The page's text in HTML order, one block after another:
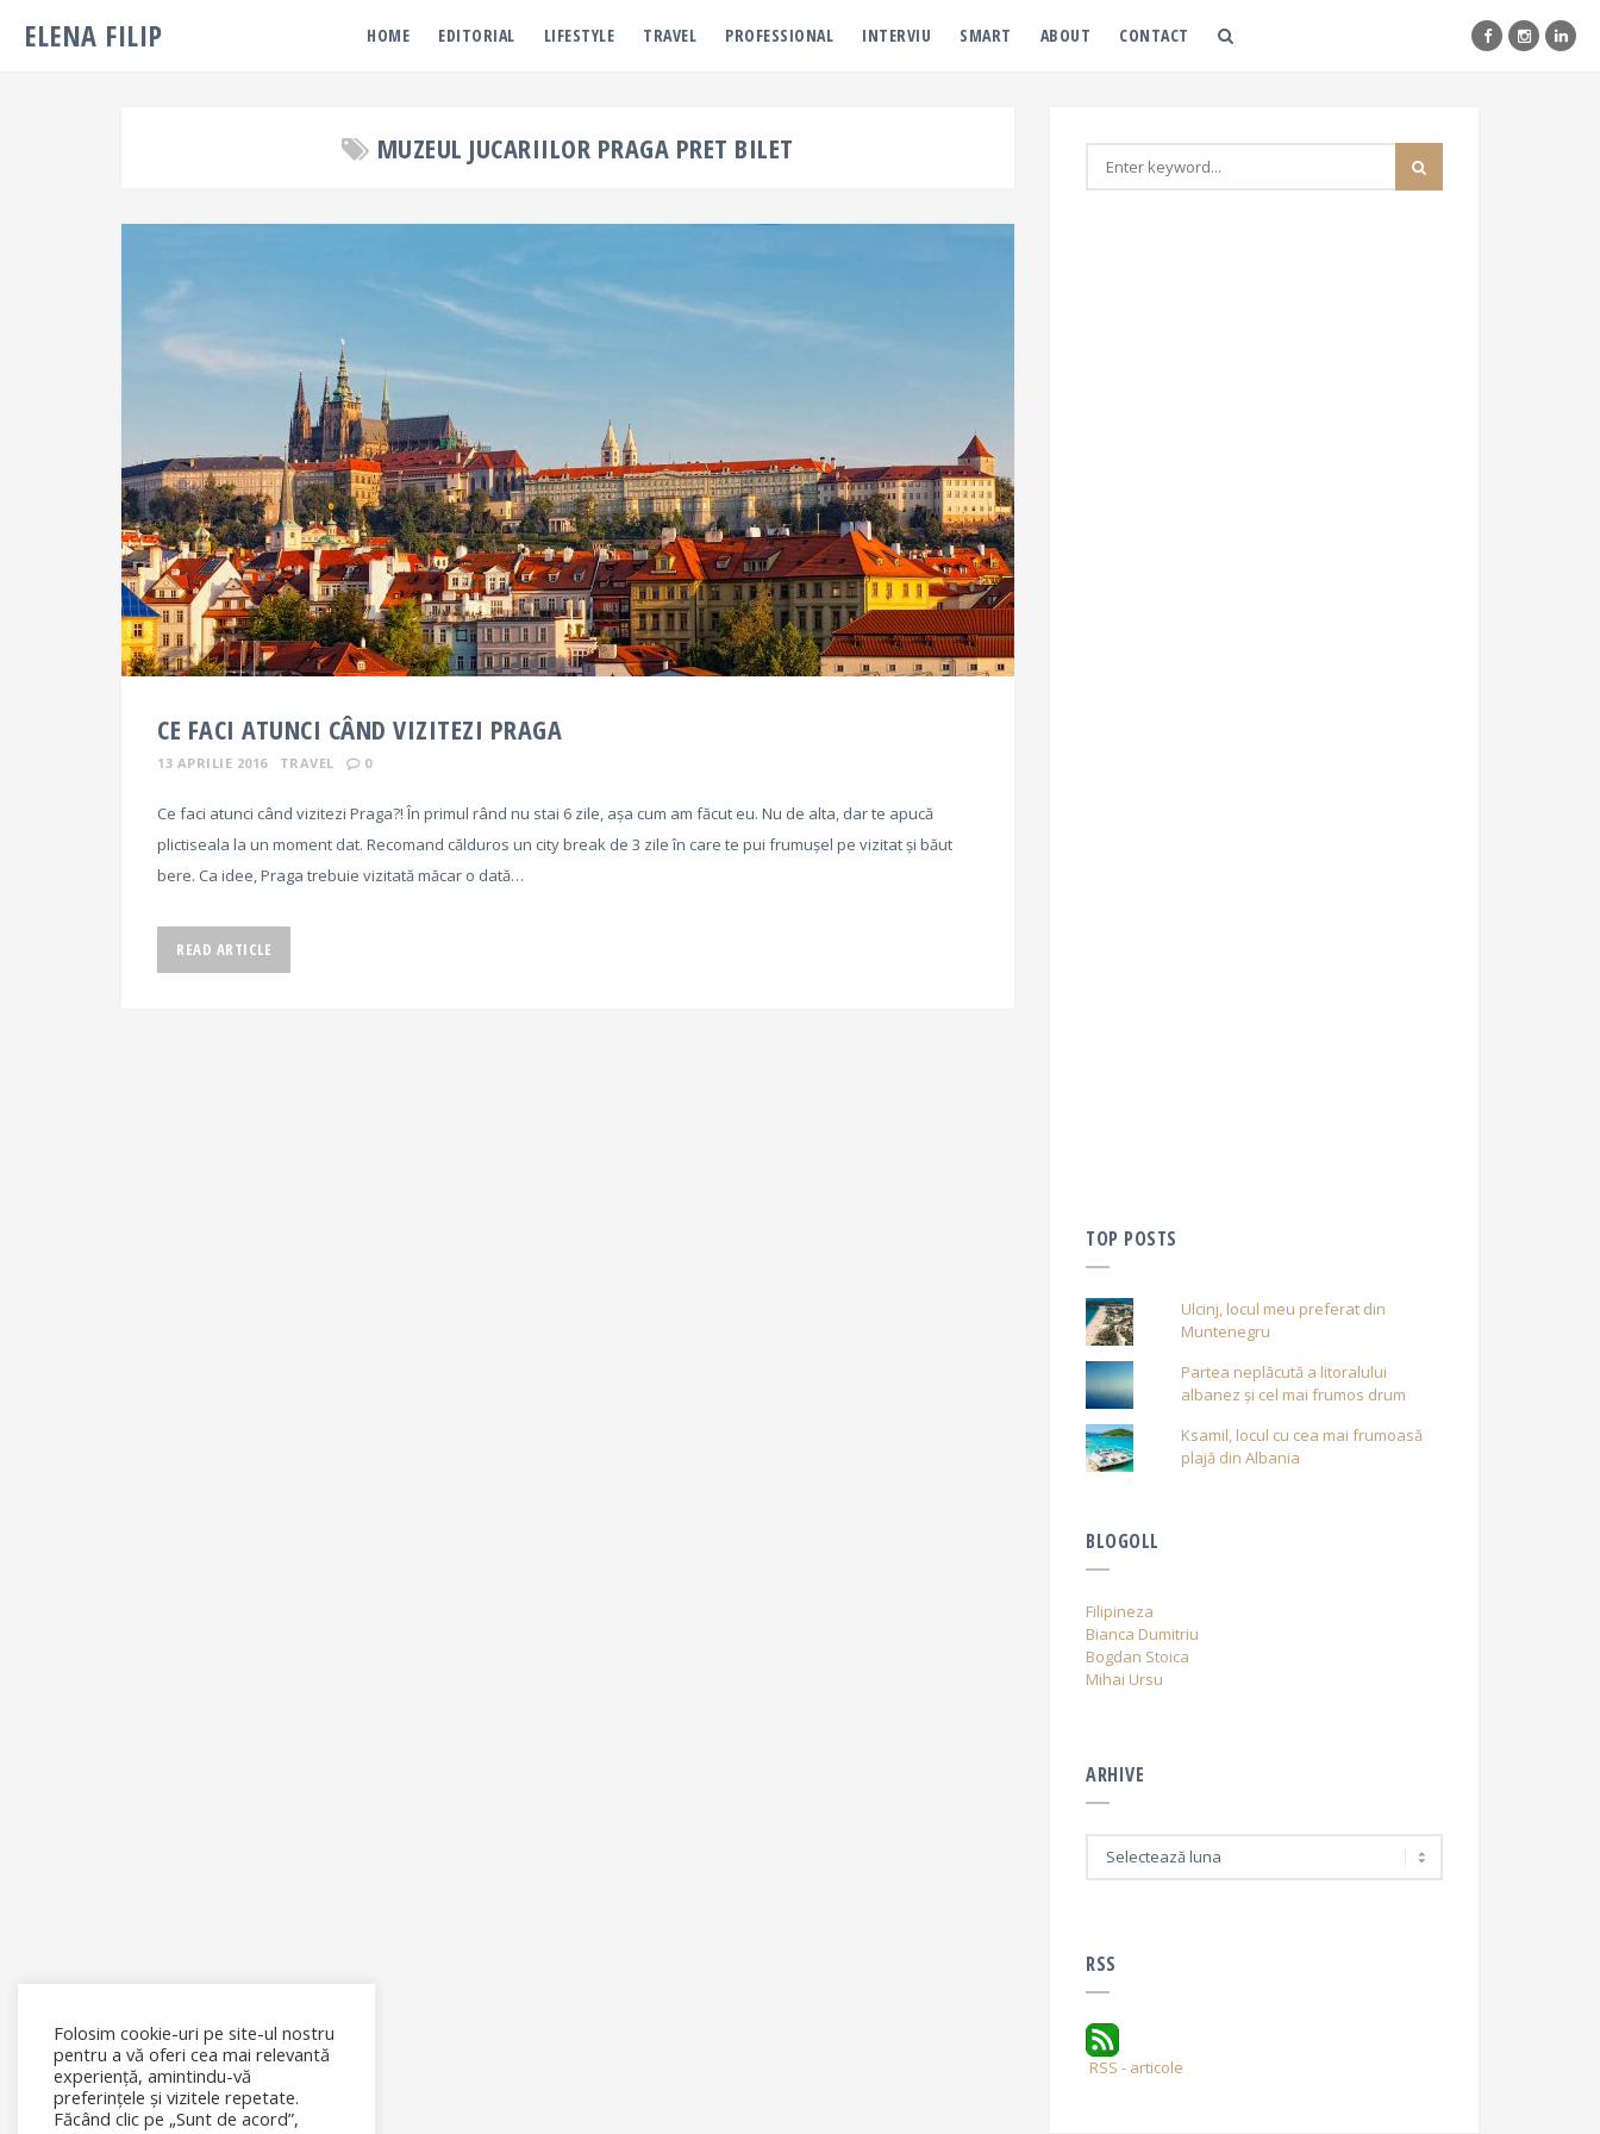
ELENA FILIP HOME EDITORIAL LIFESTYLE TRAVEL PROFESSIONAL INTERVIU SMART ABOUT CONTACT
MUZEUL JUCARIILOR PRAGA PRET BILET
CE FACI ATUNCI CÂND VIZITEZI PRAGA
13 APRILIE 2016 TRAVEL 0
Ce faci atunci când vizitezi Praga?! În primul rând nu stai 6 zile, așa cum am făcut eu. Nu de alta, dar te apucă
plictiseala la un moment dat. Recomand călduros un city break de 3 zile în care te pui frumușel pe vizitat și băut
bere. Ca idee, Praga trebuie vizitată măcar o dată…
READ ARTICLE
TOP POSTS
Ulcinj, locul meu preferat din
Muntenegru
Partea neplăcută a litoralului
albanez și cel mai frumos drum
Ksamil, locul cu cea mai frumoasă
plajă din Albania
BLOGOLL
Filipineza
Bianca Dumitriu
Bogdan Stoica
Mihai Ursu
ARHIVE
RSS
RSS - articole
Folosim cookie-uri pe site-ul nostru
pentru a vă oferi cea mai relevantă
experiență, amintindu-vă
preferințele și vizitele repetate.
Făcând clic pe „Sunt de acord”,